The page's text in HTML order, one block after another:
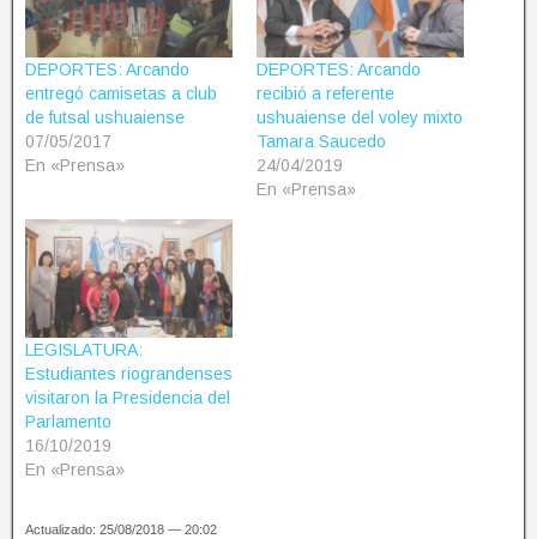
DEPORTES: Arcando
entregó camisetas a club
de futsal ushuaiense
07/05/2017
En «Prensa»
DEPORTES: Arcando
recibió a referente
ushuaiense del voley mixto
Tamara Saucedo
24/04/2019
En «Prensa»
LEGISLATURA:
Estudiantes riograndenses
visitaron la Presidencia del
Parlamento
16/10/2019
En «Prensa»
Actualizado: 25/08/2018 — 20:02